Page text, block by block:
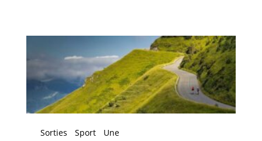
Sorties Sport Une